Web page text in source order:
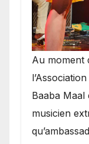
​Au moment
Baaba Maal
musicien